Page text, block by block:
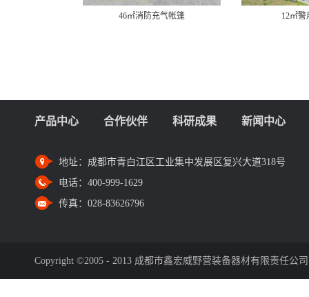
46㎡消防充气帐篷 12㎡
产品中心 合作伙伴 科研成果 新闻中心
地址： 成都市青白江区工业集中发展区复兴大道318号
电话： 400-999-1629
传真： 028-83626796
Copyright ©2005 - 2013 成都市鑫宏威野营装备器材有限责任公司